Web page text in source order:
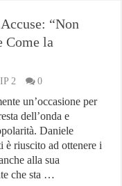
“Non
Come la
2 0
un’occasione per
dell’onda e
Daniele
è riuscito ad ottenere i
alla sua
che sta …